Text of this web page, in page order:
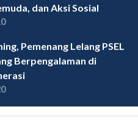
dan Aksi Sosial
Pemenang Lelang PSEL
Berpengalaman di